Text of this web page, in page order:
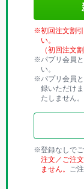
初回注文割
い。
（初回注文
パプリ会員
い。
パプリ会員
録いただけ
たしません。
登録なしで
注文／ご注
ません。 ご